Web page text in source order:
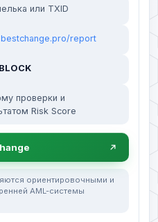
или TXID
bestchange.pro/report
проверки и
Risk Score
ориентировочными и
AML-системы